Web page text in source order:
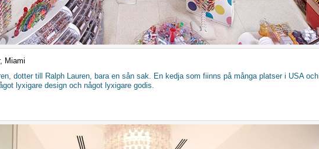
Miami
dotter till Ralph Lauren, bara en sån sak. En kedja som fiinns på många platser i USA och
lyxigare design och något lyxigare godis.